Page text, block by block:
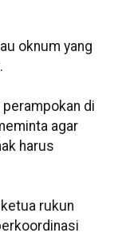
oknum yang
di
agar
harus
rukun